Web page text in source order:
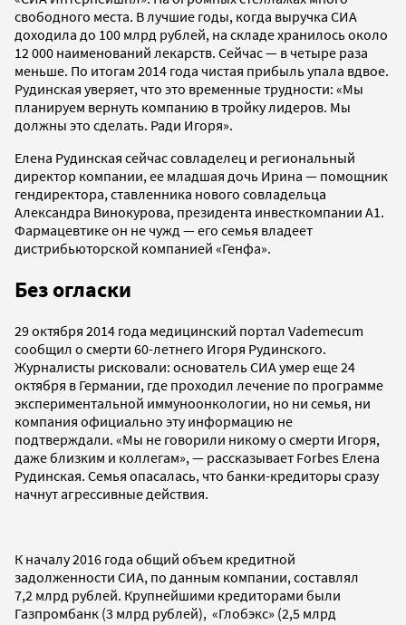
свободного места. В лучшие годы, когда выручка СИА
доходила до 100 млрд рублей, на складе хранилось около
12 000 наименований лекарств. Сейчас — в четыре раза
меньше. По итогам 2014 года чистая прибыль упала вдвое.
Рудинская уверяет, что это временные трудности: «Мы
планируем вернуть компанию в тройку лидеров. Мы
должны это сделать. Ради Игоря».
Елена Рудинская сейчас совладелец и региональный
директор компании, ее младшая дочь Ирина — помощник
гендиректора, ставленника нового совладельца
Александра Винокурова, президента инвесткомпании A1.
Фармацевтике он не чужд — его семья владеет
дистрибьюторской компанией «Генфа».
Без огласки
29 октября 2014 года медицинский портал Vademecum
сообщил о смерти 60-летнего Игоря Рудинского.
Журналисты рисковали: основатель СИА умер еще 24
октября в Германии, где проходил лечение по программе
экспериментальной иммуноонкологии, но ни семья, ни
компания официально эту информацию не
подтверждали. «Мы не говорили никому о смерти Игоря,
даже близким и коллегам», — рассказывает Forbes Елена
Рудинская. Семья опасалась, что банки-кредиторы сразу
начнут агрессивные действия.
К началу 2016 года общий объем кредитной
задолженности СИА, по данным компании, составлял
7,2 млрд рублей. Крупнейшими кредиторами были
Газпромбанк (3 млрд рублей), «Глобэкс» (2,5 млрд